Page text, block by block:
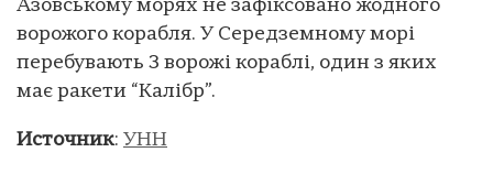
Азовському морях не зафіксовано жодного
ворожого корабля. У Середземному морі
перебувають 3 ворожі кораблі, один з яких
має ракети “Калібр”.
Источник: УНН